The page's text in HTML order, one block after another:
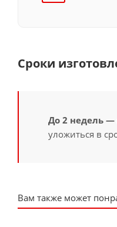
Сроки
До 2 недель —
уложиться в
Вам также может